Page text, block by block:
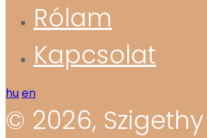
Rólam
Kapcsolat
huen
© 2026,